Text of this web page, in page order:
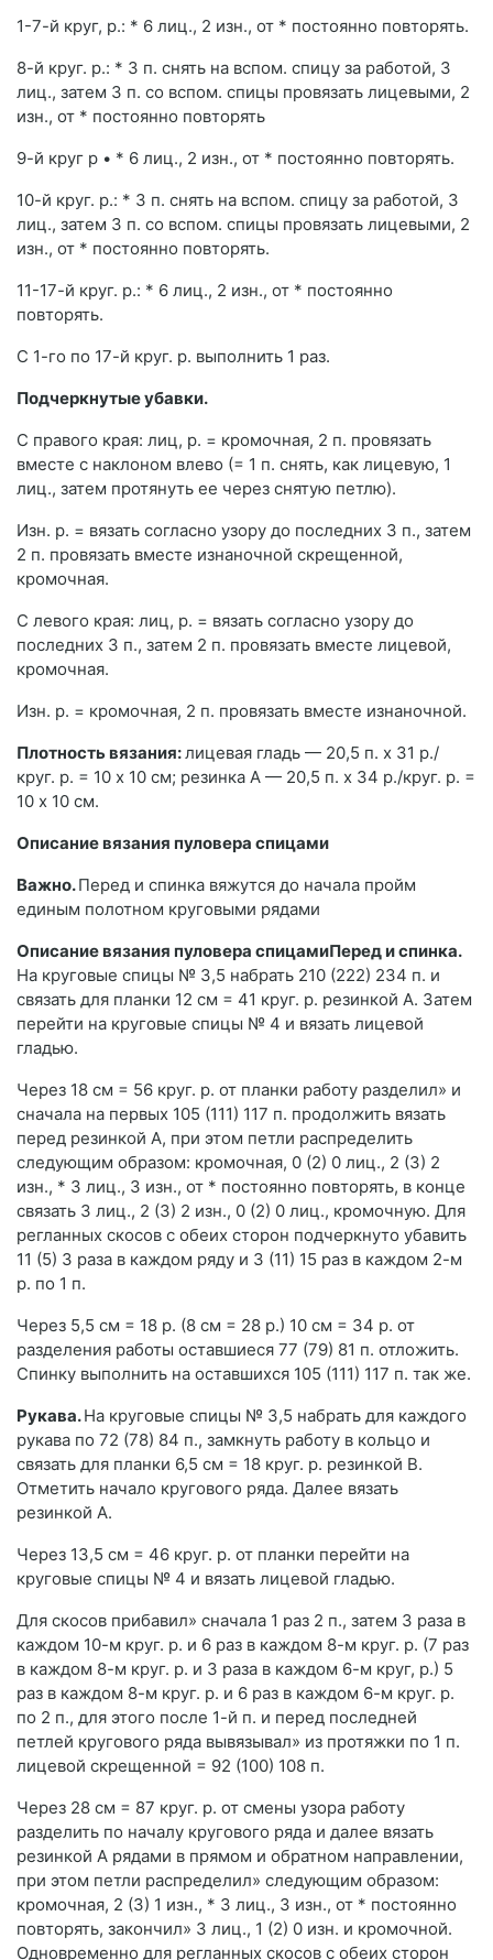
1-7-й круг, р.: * 6 лиц., 2 изн., от * постоянно повторять.
8-й круг. р.: * 3 п. снять на вспом. спицу за работой, 3
лиц., затем 3 п. со вспом. спицы провязать лицевыми, 2
изн., от * постоянно повторять
9-й круг р • * 6 лиц., 2 изн., от * постоянно повторять.
10-й круг. р.: * 3 п. снять на вспом. спицу за работой, 3
лиц., затем 3 п. со вспом. спицы провязать лицевыми, 2
изн., от * постоянно повторять.
11-17-й круг. р.: * 6 лиц., 2 изн., от * постоянно
повторять.
С 1-го по 17-й круг. р. выполнить 1 раз.
Подчеркнутые убавки.
С правого края: лиц, р. = кромочная, 2 п. провязать
вместе с наклоном влево (= 1 п. снять, как лицевую, 1
лиц., затем протянуть ее через снятую петлю).
Изн. р. = вязать согласно узору до последних 3 п., затем
2 п. провязать вместе изнаночной скрещенной,
кромочная.
С левого края: лиц, р. = вязать согласно узору до
последних 3 п., затем 2 п. провязать вместе лицевой,
кромочная.
Изн. р. = кромочная, 2 п. провязать вместе изнаночной.
Плотность вязания:лицевая гладь — 20,5 п. х 31 р./
круг. р. = 10 х 10 см; резинка А — 20,5 п. х 34 р./круг. р. =
10 х 10 см.
Описание вязания пуловера спицами
Важно.Перед и спинка вяжутся до начала пройм
единым полотном круговыми рядами
Описание вязания пуловера спицамиПеред и спинка.
На круговые спицы № 3,5 набрать 210 (222) 234 п. и
связать для планки 12 см = 41 круг. р. резинкой А. Затем
перейти на круговые спицы № 4 и вязать лицевой
гладью.
Через 18 см = 56 круг. р. от планки работу разделил» и
сначала на первых 105 (111) 117 п. продолжить вязать
перед резинкой А, при этом петли распределить
следующим образом: кромочная, 0 (2) 0 лиц., 2 (3) 2
изн., * 3 лиц., 3 изн., от * постоянно повторять, в конце
связать 3 лиц., 2 (3) 2 изн., 0 (2) 0 лиц., кромочную. Для
регланных скосов с обеих сторон подчеркнуто убавить
11 (5) 3 раза в каждом ряду и 3 (11) 15 раз в каждом 2-м
р. по 1 п.
Через 5,5 см = 18 р. (8 см = 28 р.) 10 см = 34 р. от
разделения работы оставшиеся 77 (79) 81 п. отложить.
Спинку выполнить на оставшихся 105 (111) 117 п. так же.
Рукава.На круговые спицы № 3,5 набрать для каждого
рукава по 72 (78) 84 п., замкнуть работу в кольцо и
связать для планки 6,5 см = 18 круг. р. резинкой В.
Отметить начало кругового ряда. Далее вязать
резинкой А.
Через 13,5 см = 46 круг. р. от планки перейти на
круговые спицы № 4 и вязать лицевой гладью.
Для скосов прибавил» сначала 1 раз 2 п., затем 3 раза в
каждом 10-м круг. р. и 6 раз в каждом 8-м круг. р. (7 раз
в каждом 8-м круг. р. и 3 раза в каждом 6-м круг, р.) 5
раз в каждом 8-м круг. р. и 6 раз в каждом 6-м круг. р.
по 2 п., для этого после 1-й п. и перед последней
петлей кругового ряда вывязывал» из протяжки по 1 п.
лицевой скрещенной = 92 (100) 108 п.
Через 28 см = 87 круг. р. от смены узора работу
разделить по началу кругового ряда и далее вязать
резинкой А рядами в прямом и обратном направлении,
при этом петли распределил» следующим образом:
кромочная, 2 (3) 1 изн., * 3 лиц., 3 изн., от * постоянно
повторять, закончил» 3 лиц., 1 (2) 0 изн. и кромочной.
Одновременно для регланных скосов с обеих сторон